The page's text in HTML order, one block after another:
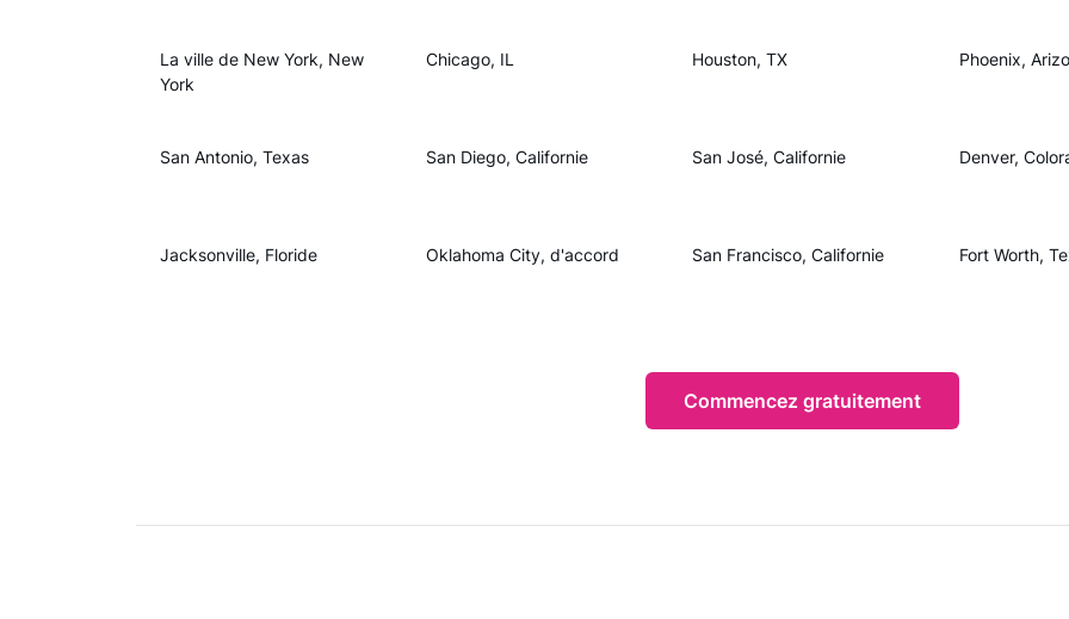
La ville de New York, New
York
Chicago, IL Houston, TX Phoenix,
San Antonio, Texas San Diego, Californie San José, Californie Denver,
Jacksonville, Floride Oklahoma City, d'accord San Francisco, Californie Fort Worth,
Commencez gratuitement